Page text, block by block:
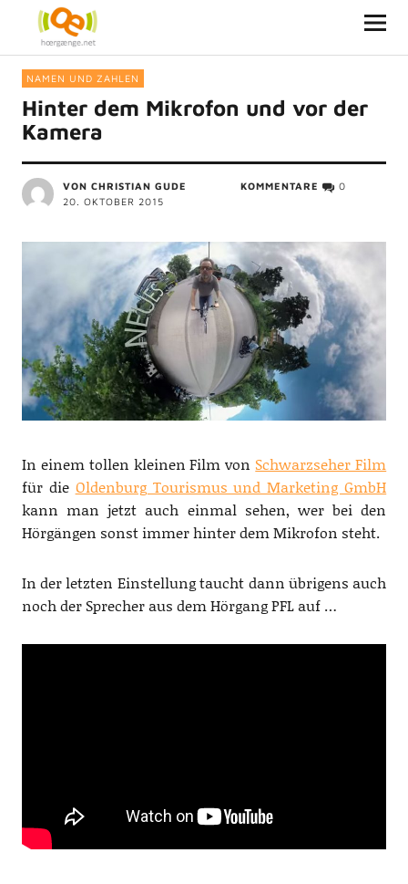
NAMEN UND ZAHLEN
Hinter dem Mikrofon und vor der
Kamera
VON CHRISTIAN GUDE
20. OKTOBER 2015
KOMMENTARE 0
In einem tollen kleinen Film von Schwarzseher Film
für die Oldenburg Tourismus und Marketing GmbH
kann man jetzt auch einmal sehen, wer bei den
Hörgängen sonst immer hinter dem Mikrofon steht.
In der letzten Einstellung taucht dann übrigens auch
noch der Sprecher aus dem Hörgang PFL auf …